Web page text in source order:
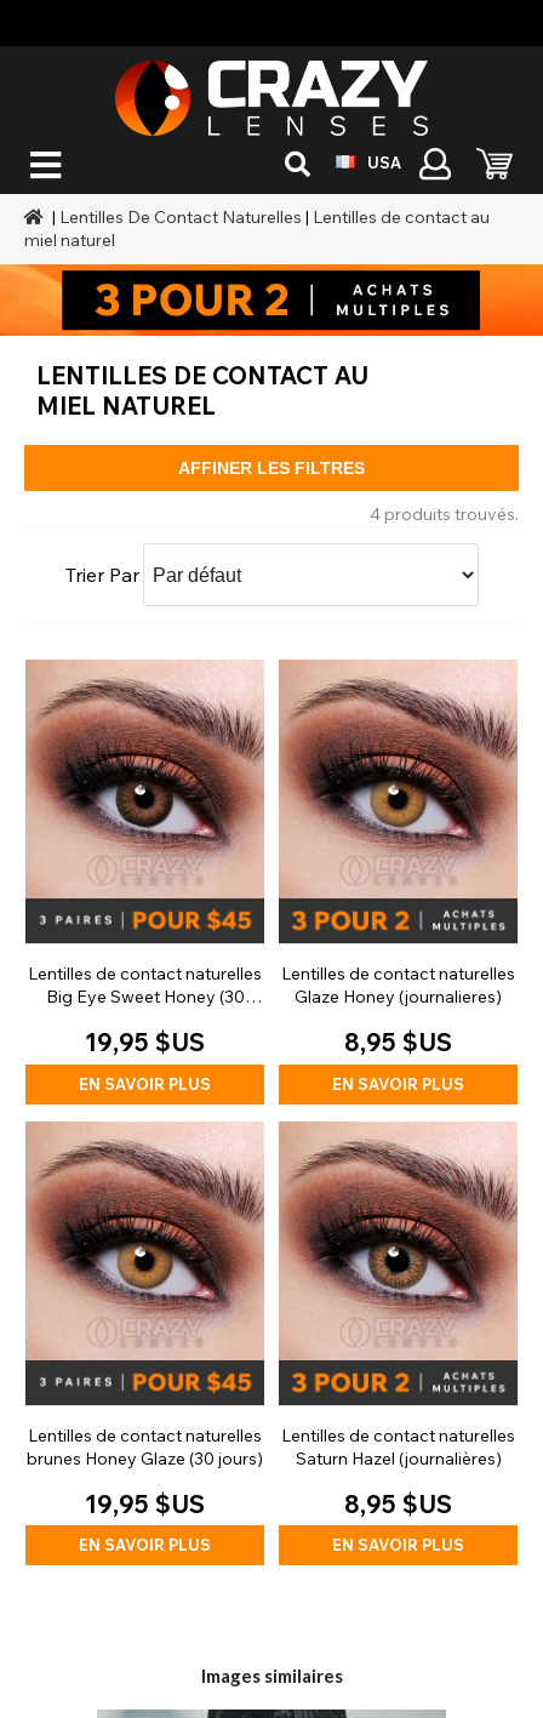
USA
| Lentilles De Contact Naturelles | Lentilles de contact au
miel naturel
LENTILLES DE CONTACT AU
MIEL NATUREL
AFFINER LES FILTRES
4 produits trouvés.
Trier Par
Lentilles de contact naturelles
Big Eye Sweet Honey (30
19,95 $US
EN SAVOIR PLUS
Lentilles de contact naturelles
Glaze Honey (journalieres)
8,95 $US
EN SAVOIR PLUS
Lentilles de contact naturelles
brunes Honey Glaze (30 jours)
19,95 $US
EN SAVOIR PLUS
Lentilles de contact naturelles
Saturn Hazel (journalières)
8,95 $US
EN SAVOIR PLUS
Images similaires